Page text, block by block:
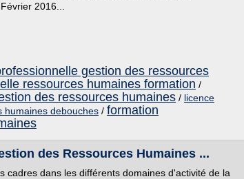
2016...
gestion des ressources
ressources humaines formation /
des ressources humaines / licence
humaines debouches / formation
des Ressources Humaines ...
cadres dans les différents domaines d'activité de la